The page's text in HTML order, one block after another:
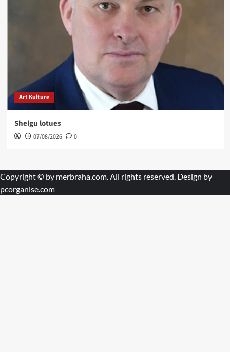
Art Kulture
Shelgu lotues
07/08/2026 0
Copyright © by merbraha.com . All rights reserved. Design by
pcorganise.com